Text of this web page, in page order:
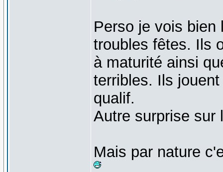
Perso je vois bien
troubles fêtes. Ils
à maturité ainsi
terribles. Ils
qualif.
Autre surprise
Mais par nature